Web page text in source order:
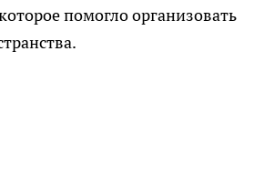
помогло организовать